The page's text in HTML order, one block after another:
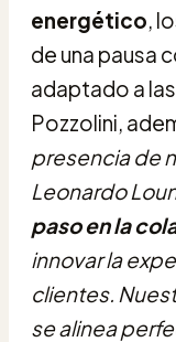
energético,
de una pausa
adaptado a
Pozzolini,
presencia de
Leonardo
paso en la
innovar la
clientes.
se alinea